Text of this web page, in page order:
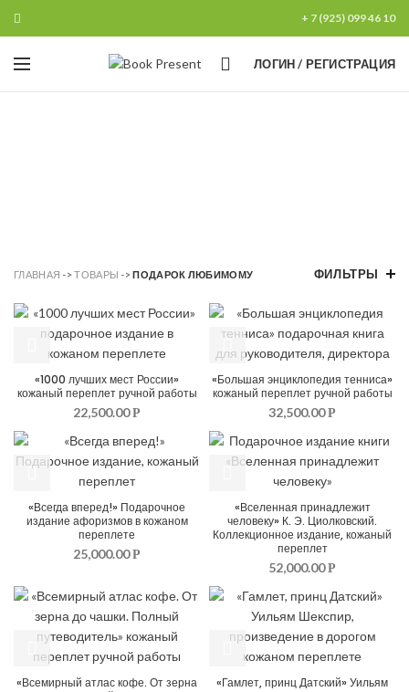
+ 7 (925) 099 46 10
0 ЛОГИН / РЕГИСТРАЦИЯ
ГЛАВНАЯ ->ТОВАРЫ ->ПОДАРОК ЛЮБИМОМУ ФИЛЬТРЫ
«1000 лучших мест России»
кожаный переплет ручной работы
22,500.00Р
«Большая энциклопедия тенниса»
кожаный переплет ручной работы
32,500.00Р
«Всегда вперед!» Подарочное
издание афоризмов в кожаном
переплете
25,000.00Р
«Вселенная принадлежит
человеку» К. Э. Циолковский.
Коллекционное издание, кожаный
переплет
52,000.00Р
«Всемирный атлас кофе. От зерна
«Гамлет, принц Датский» Уильям